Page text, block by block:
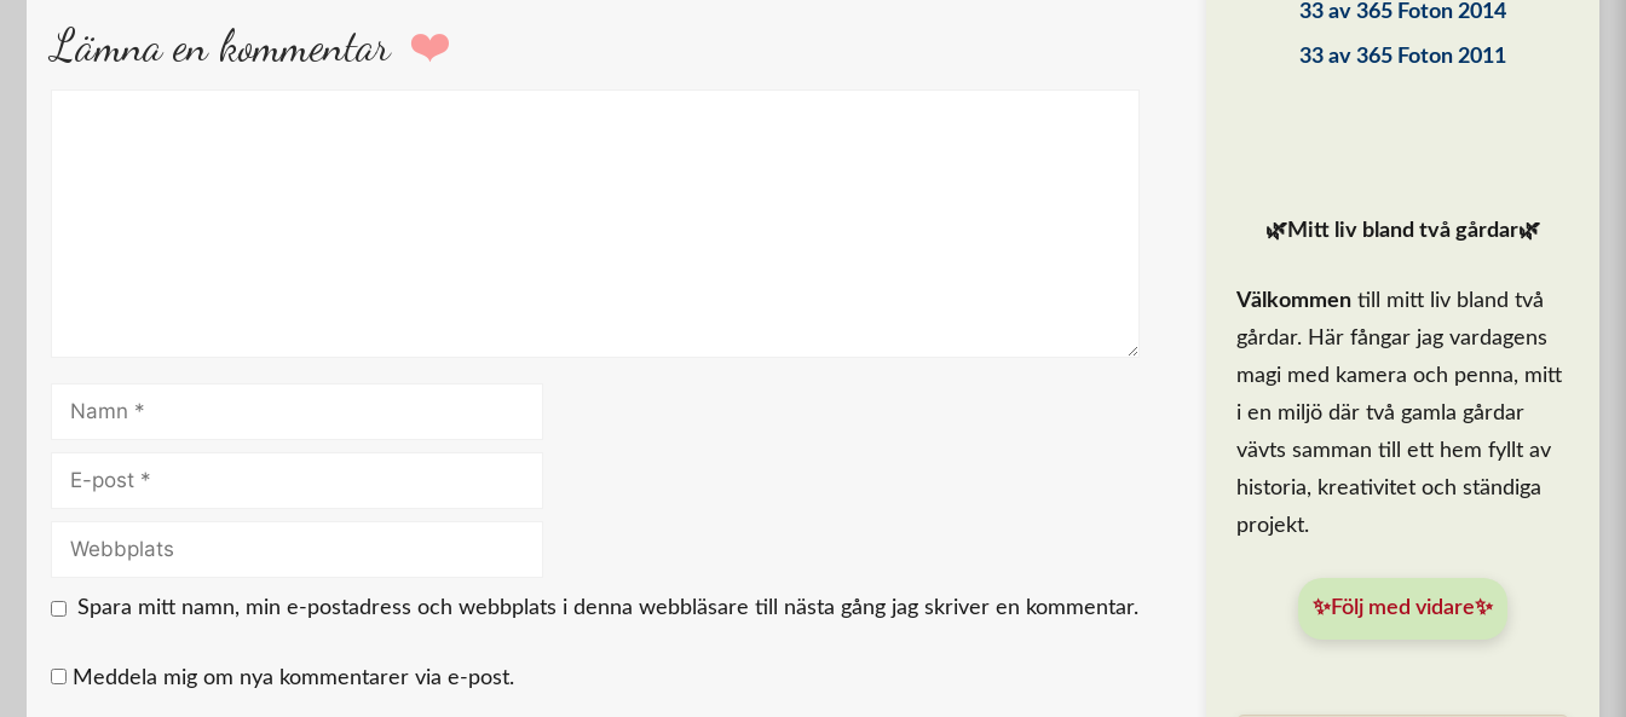
Lämna en kommentar
Namn
Webbplats
Spara mitt namn, min e-postadress och webbplats i denna webbläsare till nästa gång jag skriver en kommentar.
Meddela mig om nya kommentarer via e-post.
33 av 365 Foton 2014
33 av 365 Foton 2011
🌿Mitt liv bland två gårdar🌿
Välkommen till mitt liv bland två
gårdar. Här fångar jag vardagens
magi med kamera och penna, mitt
i en miljö där två gamla gårdar
vävts samman till ett hem fyllt av
historia, kreativitet och ständiga
projekt.
✨Följ med vidare✨